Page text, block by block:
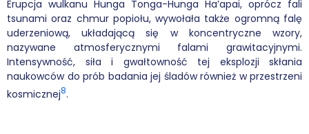
Erupcja wulkanu Hunga Tonga-Hunga Ha’apai, oprócz fali
tsunami oraz chmur popiołu, wywołała także ogromną falę
uderzeniową, układającą się w koncentryczne wzory,
nazywane atmosferycznymi falami grawitacyjnymi.
Intensywność, siła i gwałtowność tej eksplozji skłania
naukowców do prób badania jej śladów również w przestrzeni
kosmicznej8.